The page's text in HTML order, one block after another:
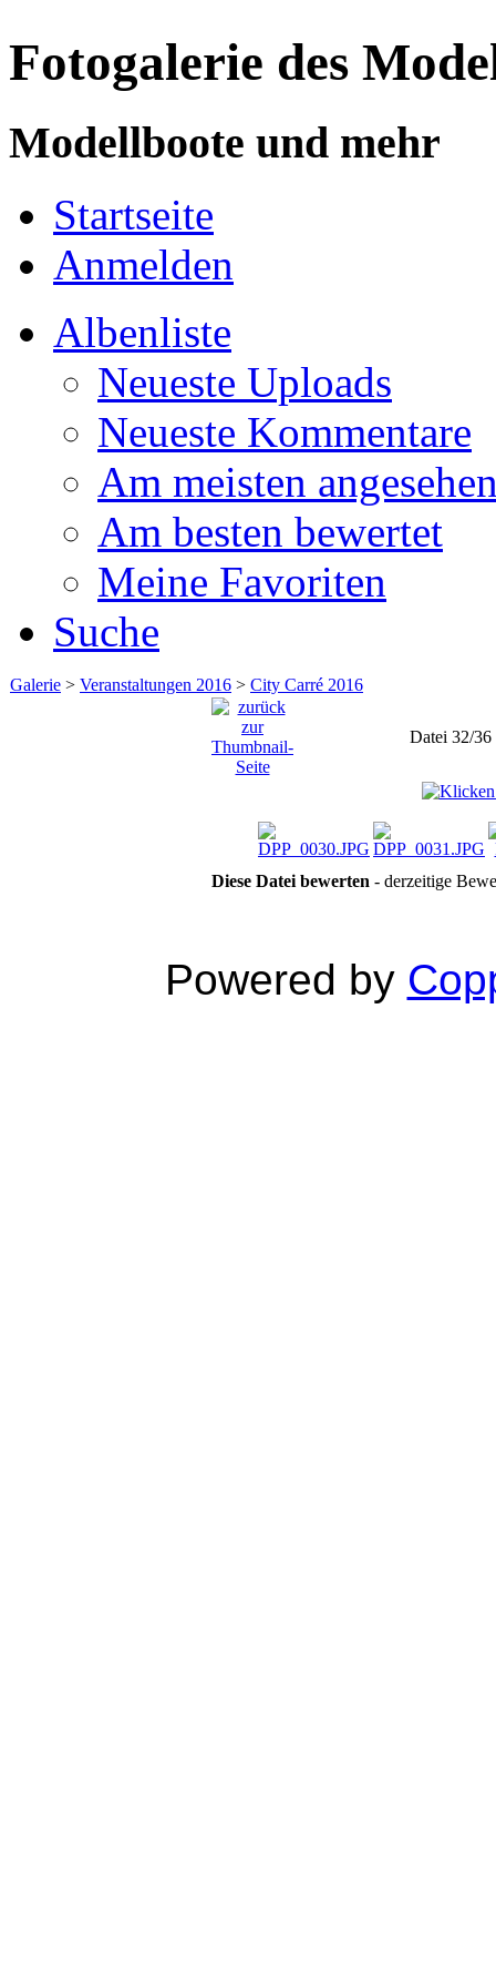
Fotogalerie des
Modellboote und mehr
Startseite
Anmelden
Albenliste
Neueste Uploads
Neueste Kommentare
Am meisten
Am besten bewertet
Meine Favoriten
Suche
Galerie > Veranstaltungen 2016 > City Carré 2016
Datei 32/36
Diese Datei bewerten - derzeitige
Powered by